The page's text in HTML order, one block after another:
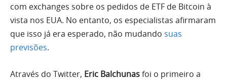
com exchanges sobre os pedidos de ETF de Bitcoin à
vista nos EUA. No entanto, os especialistas afirmaram
que isso já era esperado, não mudando suas
previsões.
Através do Twitter, Eric Balchunasfoi o primeiro a